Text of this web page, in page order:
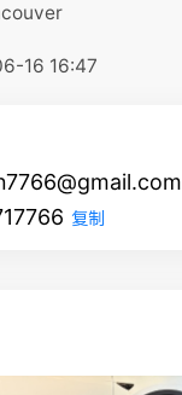
16 16:47
复制